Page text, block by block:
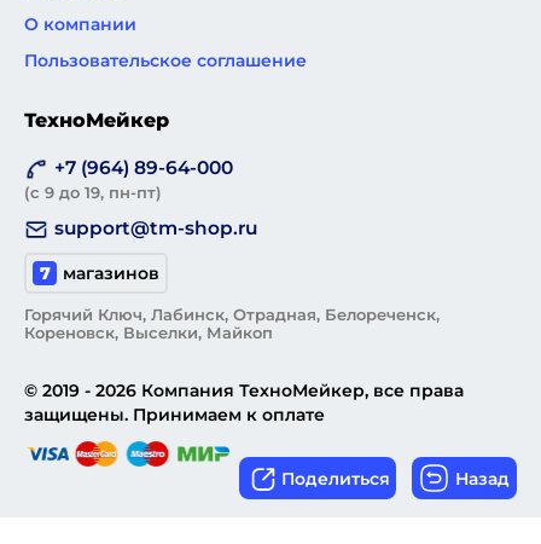
Поделиться
О компании
Пользовательское соглашение
ТехноМейкер
+7 (964) 89-64-000
(с 9 до 19, пн-пт)
support@tm-shop.ru
7 магазинов
Горячий Ключ, Лабинск, Отрадная, Белореченск,
Кореновск, Выселки, Майкоп
© 2019 - 2026 Компания ТехноМейкер, все права
защищены. Принимаем к оплате
Назад